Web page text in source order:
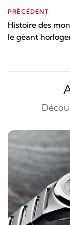
PRÉCÉDENT
Histoire des
le géant